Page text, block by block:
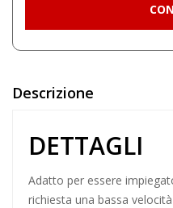
Descrizione
DETTAGLI
Adatto per essere
richiesta una bassa